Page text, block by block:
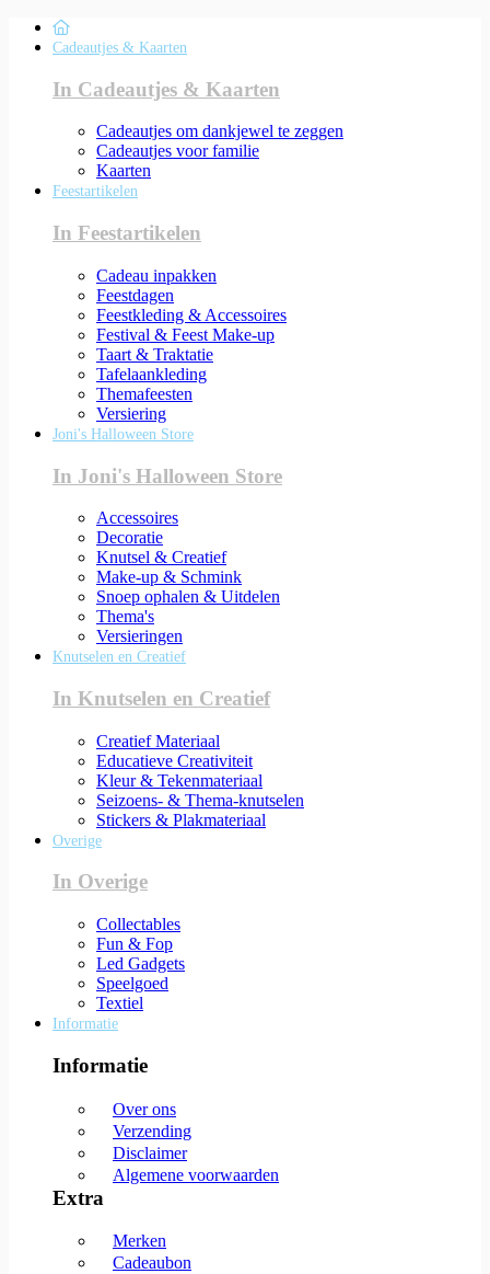
Cadeautjes & Kaarten
In Cadeautjes & Kaarten
Cadeautjes om dankjewel te zeggen
Cadeautjes voor familie
Kaarten
Feestartikelen
In Feestartikelen
Cadeau inpakken
Feestdagen
Feestkleding & Accessoires
Festival & Feest Make-up
Taart & Traktatie
Tafelaankleding
Themafeesten
Versiering
Joni's Halloween Store
In Joni's Halloween Store
Accessoires
Decoratie
Knutsel & Creatief
Make-up & Schmink
Snoep ophalen & Uitdelen
Thema's
Versieringen
Knutselen en Creatief
In Knutselen en Creatief
Creatief Materiaal
Educatieve Creativiteit
Kleur & Tekenmateriaal
Seizoens- & Thema-knutselen
Stickers & Plakmateriaal
Overige
In Overige
Collectables
Fun & Fop
Led Gadgets
Speelgoed
Textiel
Informatie
Informatie
Over ons
Verzending
Disclaimer
Algemene voorwaarden
Extra
Merken
Cadeaubon